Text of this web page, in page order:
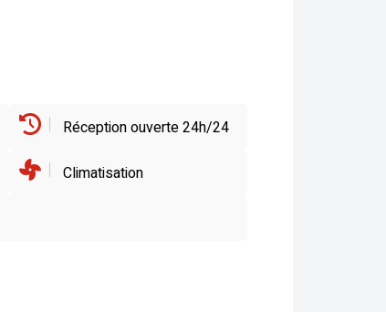
Réception ouverte 24h/24
Climatisation